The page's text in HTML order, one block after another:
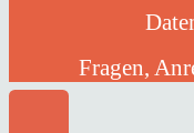
Fragen,